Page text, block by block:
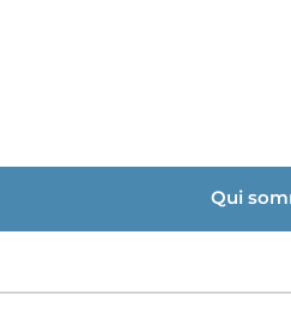
Qui